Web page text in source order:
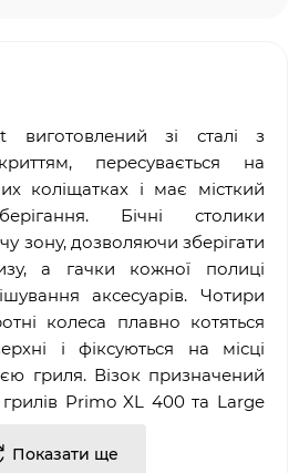
виготовлений зі сталі з
пересувається на
коліщатках і має місткий
Бічні столики
зону, дозволяючи зберігати
а гачки кожної полиці
аксесуарів. Чотири
колеса плавно котяться
і фіксуються на місці
гриля. Візок призначений
Primo XL 400 та Large
гриля
Показати ще